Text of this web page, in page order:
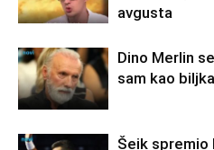
avgusta
Dino Merlin
sam kao
Šeik